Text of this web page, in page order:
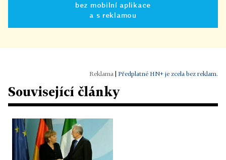
bez mobilní aplikace
a s reklamou
Předplatné HN+ je zcela bez reklam.
Související články